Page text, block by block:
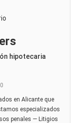
hipotecaria
en Alicante que
especializados
penales — Litigios